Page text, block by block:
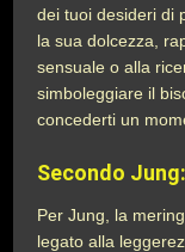
dei tuoi desideri di
la sua dolcezza,
sensuale o alla
simboleggiare il
concederti un
Secondo Jung:
Per Jung, la
legato alla